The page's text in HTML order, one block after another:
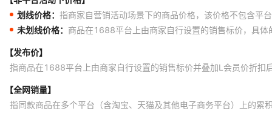
划线价格： 指商家自营销活动场景下的商品价格，该价格不包含平
未划线价格： 商品在1688平台上由商家自行设置的销售标价，具
【发布价】
指商品在1688平台上由商家自行设置的销售标价并叠加L会员价折扣
【全网销量】
指同款商品在多个平台（含淘宝、天猫及其他电子商务平台）上的累